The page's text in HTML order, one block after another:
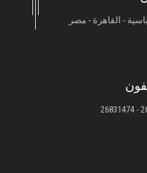
- القاهرة - مصر